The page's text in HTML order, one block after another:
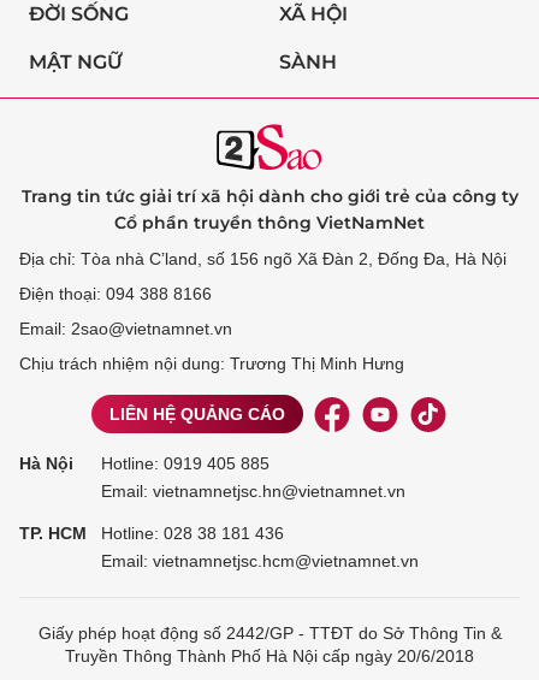
ĐỜI SỐNG XÃ HỘI
MẬT NGỮ SÀNH
Trang tin tức giải trí xã hội dành cho giới trẻ của công ty
Cổ phần truyền thông VietNamNet
Địa chỉ: Tòa nhà C’land, số 156 ngõ Xã Đàn 2, Đống Đa, Hà Nội
Điện thoại: 094 388 8166
Email: 2sao@vietnamnet.vn
Chịu trách nhiệm nội dung: Trương Thị Minh Hưng
LIÊN HỆ QUẢNG CÁO
Hà Nội Hotline: 0919 405 885
Email: vietnamnetjsc.hn@vietnamnet.vn
TP. HCM Hotline: 028 38 181 436
Email: vietnamnetjsc.hcm@vietnamnet.vn
Giấy phép hoạt động số 2442/GP - TTĐT do Sở Thông Tin &
Truyền Thông Thành Phố Hà Nội cấp ngày 20/6/2018